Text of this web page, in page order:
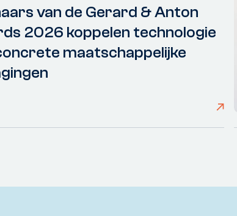
van de Gerard & Anton
2026 koppelen technologie
maatschappelijke